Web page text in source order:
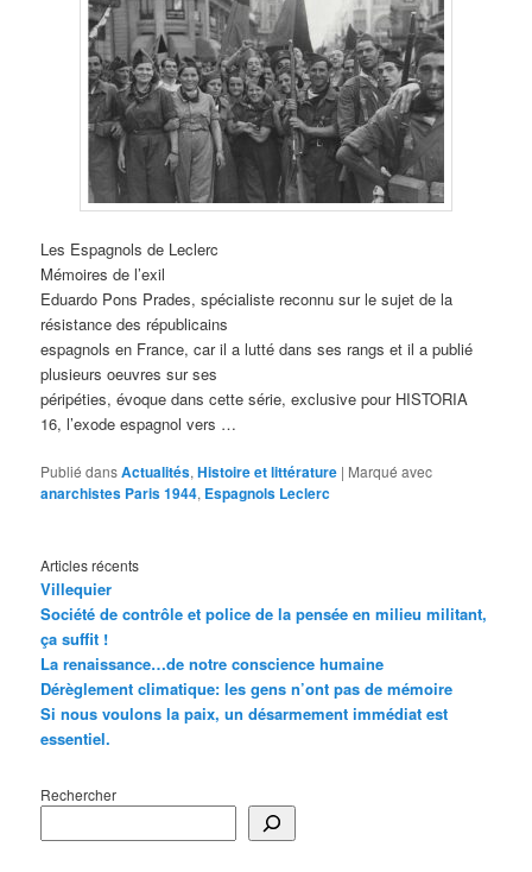
Les Espagnols de Leclerc
Mémoires de l’exil
Eduardo Pons Prades, spécialiste reconnu sur le sujet de la
résistance des républicains
espagnols en France, car il a lutté dans ses rangs et il a publié
plusieurs oeuvres sur ses
péripéties, évoque dans cette série, exclusive pour HISTORIA
16, l’exode espagnol vers …
Publié dansActualités,Histoire et littérature | Marqué avec
anarchistes Paris 1944, Espagnols Leclerc
Articles récents
Villequier
Société de contrôle et police de la pensée en milieu militant,
ça suffit !
La renaissance…de notre conscience humaine
Dérèglement climatique: les gens n’ont pas de mémoire
Si nous voulons la paix, un désarmement immédiat est
essentiel.
Rechercher